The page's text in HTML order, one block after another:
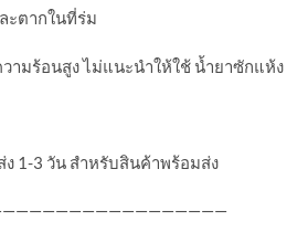
ะตากในที่ร่ม
ามร้อนสูง ไม่แนะนำให้ใช้ น้ำยาซักแห้ง
ง 1-3 วัน สำหรับสินค้าพร้อมส่ง